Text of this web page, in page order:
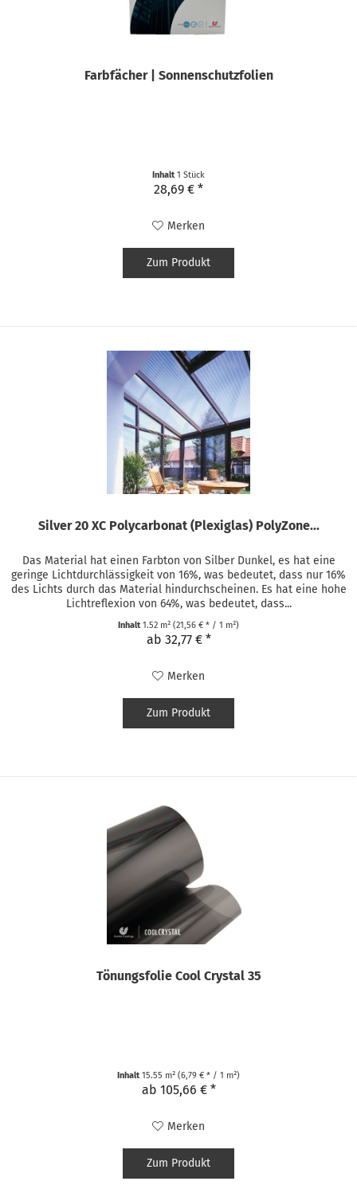
Farbfächer | Sonnenschutzfolien
Inhalt1 Stück
28,69 € *
Merken
Zum Produkt
Silver 20 XC Polycarbonat (Plexiglas) PolyZone...
Das Material hat einen Farbton von Silber Dunkel, es hat eine
geringe Lichtdurchlässigkeit von 16%, was bedeutet, dass nur 16%
des Lichts durch das Material hindurchscheinen. Es hat eine hohe
Lichtreflexion von 64%, was bedeutet, dass...
Inhalt1.52 m²(21,56 € * / 1 m²)
ab 32,77 € *
Merken
Zum Produkt
Tönungsfolie Cool Crystal 35
Inhalt15.55 m²(6,79 € * / 1 m²)
ab 105,66 € *
Merken
Zum Produkt